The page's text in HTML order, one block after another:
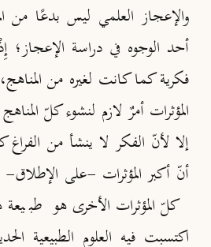
والإعجاز العلمي ليس بدعًا من
أحد الوجوه في دراسة الإعجاز؛
فكرية كما كانت لغيره من
المؤثرات أمرٌ لازم لنشوء كلّ
إلا لأنّ الفكر لا ينشأ من
أنّ أكبر المؤثرات -على
كلّ المؤثرات الأخرى هو
اكتسبت فيه العلوم الطبيعية